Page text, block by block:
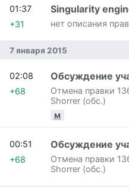
Singularity
нет описания
01:37
+31
7 января 2015
Обсуждение
Отмена правки
Shorrer (обс.)
м
02:08
+68
Обсуждение
Отмена правки
Shorrer (обс.)
00:51
+68